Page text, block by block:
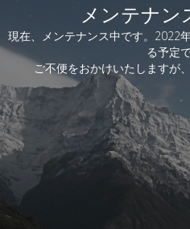
メンテナン
現在、メンテナンス中です。2022
る予定で
ご不便をおかけいたしますが